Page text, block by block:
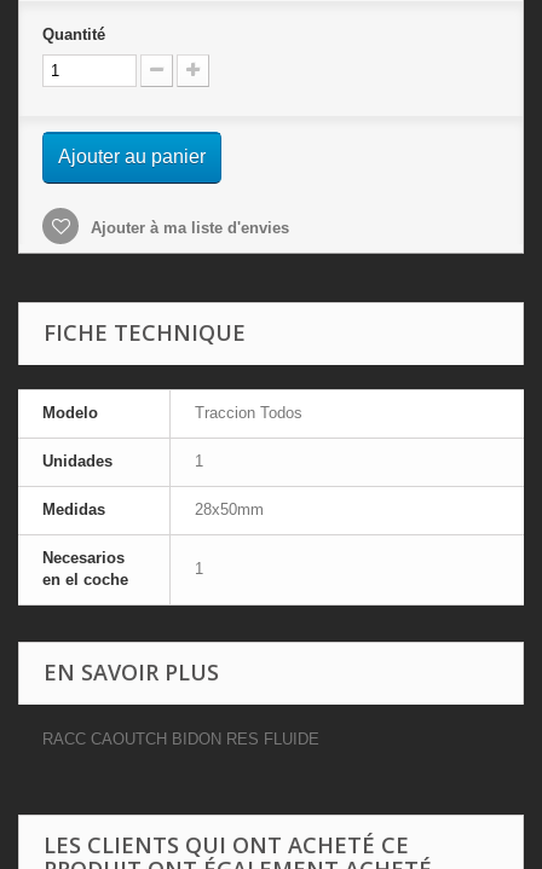
Quantité
Ajouter au panier
Ajouter à ma liste d'envies
FICHE TECHNIQUE
Modelo Traccion Todos
Unidades 1
Medidas 28x50mm
Necesarios
en el coche
1
EN SAVOIR PLUS
RACC CAOUTCH BIDON RES FLUIDE
LES CLIENTS QUI ONT ACHETÉ CE